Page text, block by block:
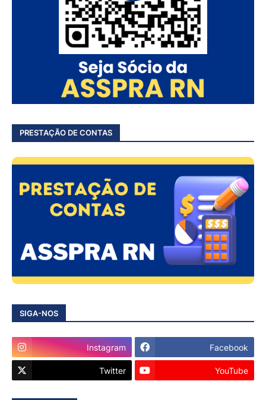
PRESTAÇÃO DE CONTAS
SIGA-NOS
Instagram Facebook
Twitter YouTube